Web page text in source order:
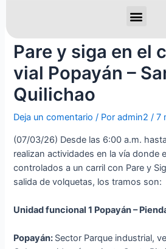
Pare y siga en el
vial Popayán –
Quilichao
Deja un comentario / Poradmin2 /7
(07/03/26) Desde las 6:00 a.m.
realizan actividades en la vía donde
controlados a un carril con Pare y
salida de volquetas, los tramos son:
Unidad funcional 1 Popayán –
Popayán: Sector Parque industrial,